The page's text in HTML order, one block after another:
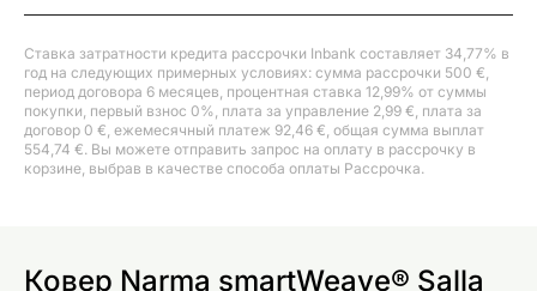
Ставка затратности кредита рассрочки Inbank составляет 34,77% в
год на следующих примерных условиях: сумма рассрочки 500 €,
период договора 6 месяцев, процентная ставка 12,99% от суммы
покупки, первый взнос 0%, плата за управление 2,99 €, плата за
договор 0 €, ежемесячный платеж 92,46 €, общая сумма выплат
554,74 €. Вы можете отправить запрос на оплату в рассрочку в
корзине, выбрав в качестве способа оплаты Рассрочка.
Ковер Narma smartWeave® Salla